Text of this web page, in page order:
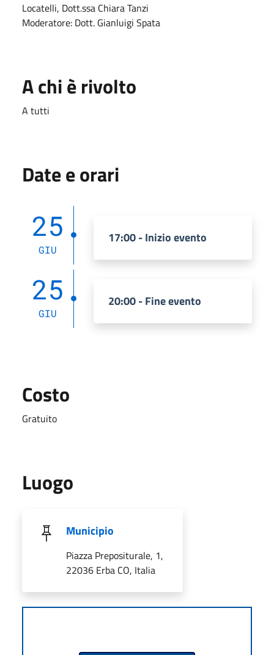
Locatelli, Dott.ssa Chiara Tanzi
Moderatore: Dott. Gianluigi Spata
A chi è rivolto
A tutti
Date e orari
25
GIU
17:00 - Inizio evento
25
GIU
20:00 - Fine evento
Costo
Gratuito
Luogo
Municipio
Piazza Prepositurale, 1,
22036 Erba CO, Italia